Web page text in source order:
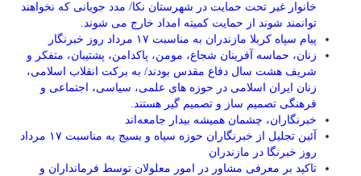
خانوار غیر تحت حمایت در شهرستان نکا/ مدد جویانی که نخواهند
توانمند شوند از حمایت کمیته امداد خارج می شوند.
پیام سپاه کربلا مازندران به مناسبت ۱۷ مرداد روز خبرنگار
زنان، حماسه آفرینان شجاع، مومن، پاکدامن، پشتیبان، متفکر و
شریف هشت سال دفاع مقدس بودند/ به برکت انقلاب اسلامی،
زنان ایران اسلامی در حوزه های علمی، سیاسی، اجتماعی و
فرهنگی تصمیم ساز و تصمیم گیر هستند.
خبرنگاران، چشمان همیشه بیدار جامعه‌اند
آئین تجلیل از خبرنگاران حوزه سپاه و بسیج به مناسبت ۱۷ مرداد
روز خبرنگا در مازندران
تاکید بر معرفی مشاور در امور معلولان توسط فرمانداران و